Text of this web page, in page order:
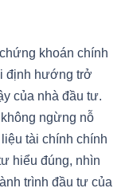
khoán chính
định hướng trở
của nhà đầu tư.
ngừng nỗ
tài chính chính
hiểu đúng, nhìn
trình đầu tư của